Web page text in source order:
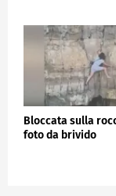
Bloccata sulla
foto da brivido